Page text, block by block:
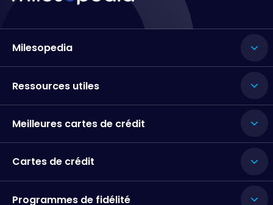
Milesopedia
Ressources utiles
Meilleures cartes de crédit
Cartes de crédit
Programmes de fidélité